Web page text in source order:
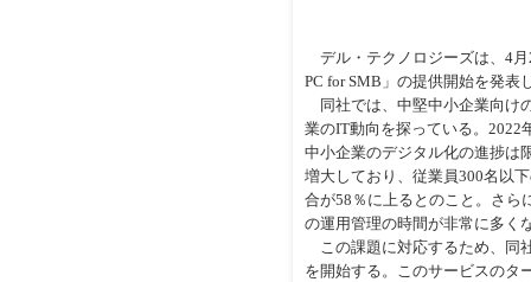
料金改
デル・テクノロジーズは、4
PC for SMB」の提供開始を発表
同社では、中堅中小企業向け
業のIT動向を探っている。2022
中小企業のデジタル化の進捗は
増大しており、従業員300名以
合が58％に上るとのこと。さら
の運用管理の時間が非常に多く
この課題に対応するため、同
を開始する。このサービスのタ